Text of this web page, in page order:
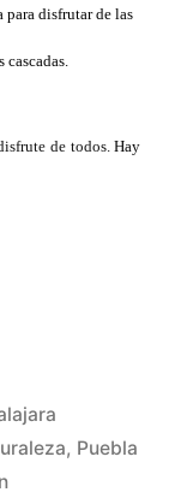
para disfrutar de las
cascadas.
de todos.Hay
, Puebla